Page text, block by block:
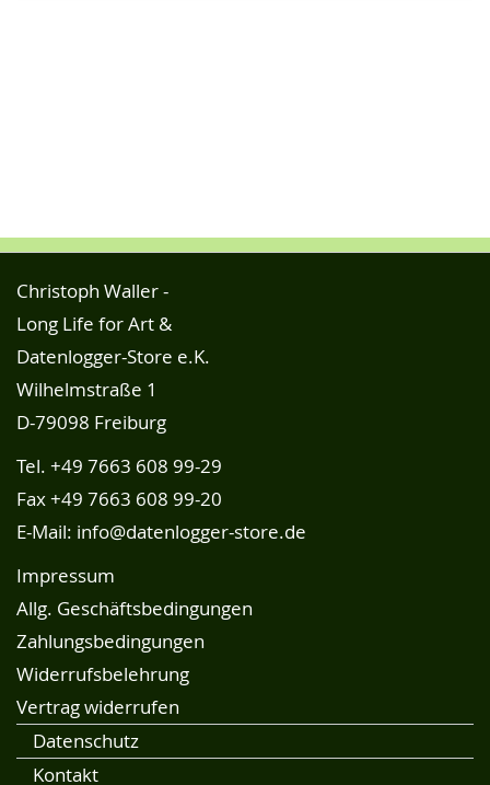
Christoph Waller -
Long Life for Art &
Datenlogger-Store e.K.
Wilhelmstraße 1
D-79098 Freiburg
Tel. +49 7663 608 99-29
Fax +49 7663 608 99-20
E-Mail: info@datenlogger-store.de
Impressum
Allg. Geschäftsbedingungen
Zahlungsbedingungen
Widerrufsbelehrung
Vertrag widerrufen
Datenschutz
Kontakt